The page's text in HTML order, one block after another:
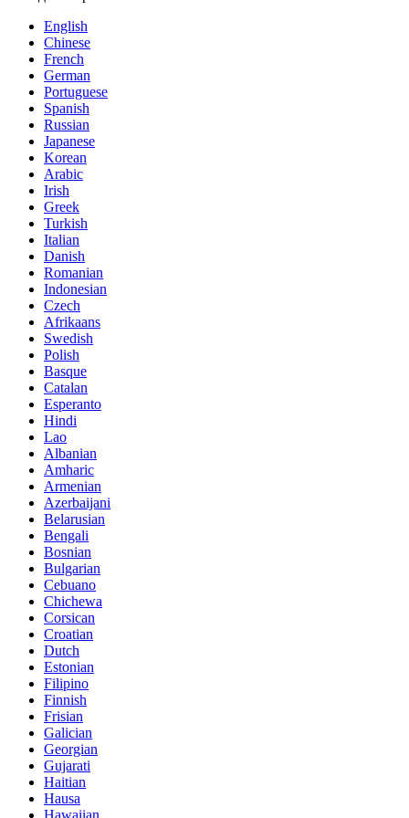
English
Chinese
French
German
Portuguese
Spanish
Russian
Japanese
Korean
Arabic
Irish
Greek
Turkish
Italian
Danish
Romanian
Indonesian
Czech
Afrikaans
Swedish
Polish
Basque
Catalan
Esperanto
Hindi
Lao
Albanian
Amharic
Armenian
Azerbaijani
Belarusian
Bengali
Bosnian
Bulgarian
Cebuano
Chichewa
Corsican
Croatian
Dutch
Estonian
Filipino
Finnish
Frisian
Galician
Georgian
Gujarati
Haitian
Hausa